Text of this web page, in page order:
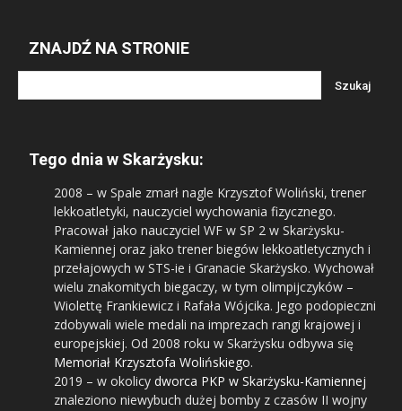
ZNAJDŹ NA STRONIE
Tego dnia w Skarżysku:
2008 – w Spale zmarł nagle Krzysztof Woliński, trener
lekkoatletyki, nauczyciel wychowania fizycznego.
Pracował jako nauczyciel WF w SP 2 w Skarżysku-
Kamiennej oraz jako trener biegów lekkoatletycznych i
przełajowych w STS-ie i Granacie Skarżysko. Wychował
wielu znakomitych biegaczy, w tym olimpijczyków –
Wiolettę Frankiewicz i Rafała Wójcika. Jego podopieczni
zdobywali wiele medali na imprezach rangi krajowej i
europejskiej. Od 2008 roku w Skarżysku odbywa się
Memoriał Krzysztofa Wolińskiego.
2019 – w okolicy dworca PKP w Skarżysku-Kamiennej
znaleziono niewybuch dużej bomby z czasów II wojny